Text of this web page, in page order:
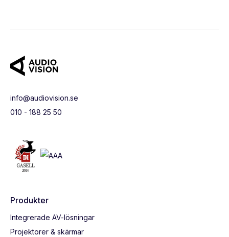
info@audiovision.se
010 - 188 25 50
Produkter
Integrerade AV-lösningar
Projektorer & skärmar